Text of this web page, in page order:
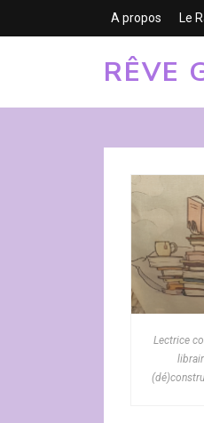
A propos Le
RÊVE
Lectrice